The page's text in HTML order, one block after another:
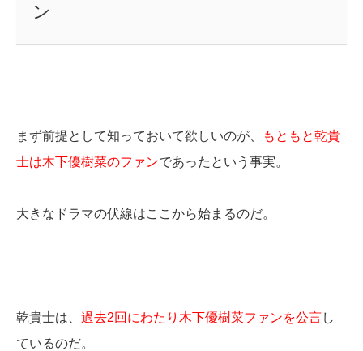
ン
まず前提として知っておいて欲しいのが、
もともと乾貴
士は木下優樹菜のファンであったという事実。
大きなドラマの伏線はここから始まるのだ。
乾貴士は、 過去2回にわたり木下優樹菜ファンを公言し
ているのだ。